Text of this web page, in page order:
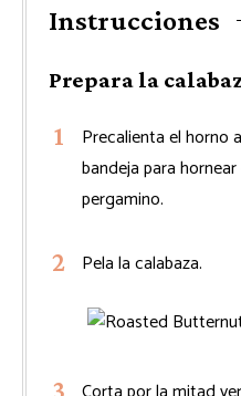
Instrucciones
Prepara la
Precalienta el horno
bandeja para
pergamino.
Pela la calabaza.